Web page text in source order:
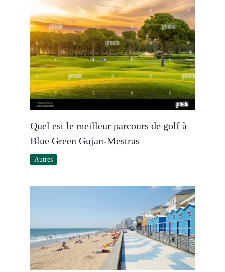
Quel est le meilleur parcours de golf à
Blue Green Gujan-Mestras
Autres